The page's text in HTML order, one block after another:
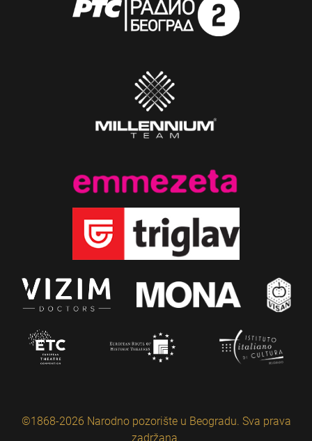
©1868-2026 Narodno pozorište u Beogradu. Sva prava
zadržana.